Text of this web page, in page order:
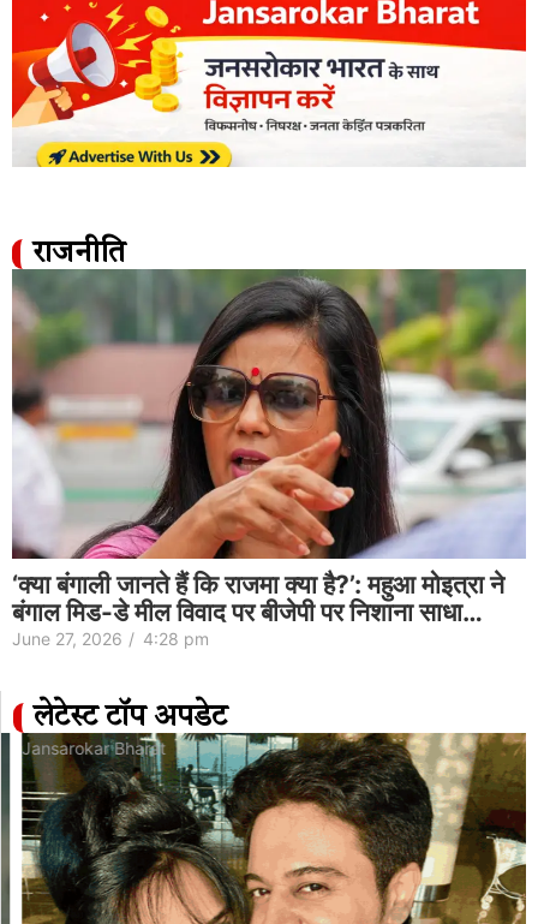
राजनीति
‘क्या बंगाली जानते हैं कि राजमा क्या है?’: महुआ मोइत्रा ने
बंगाल मिड-डे मील विवाद पर बीजेपी पर निशाना साधा…
June 27, 2026 / 4:28 pm
लेटेस्ट टॉप अपडेट
Jansarokar Bharat